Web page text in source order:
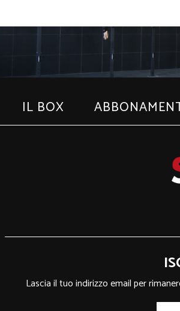
IL BOX
Lascia il tuo indirizzo email per